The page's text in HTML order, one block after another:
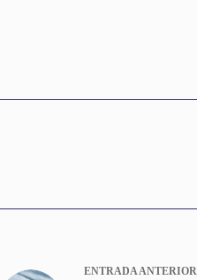
ENTRADA ANTERIOR